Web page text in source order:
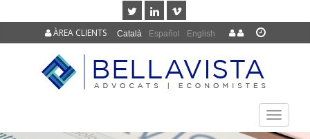
Català Español English
ÀREA CLIENTS
TOGGLE